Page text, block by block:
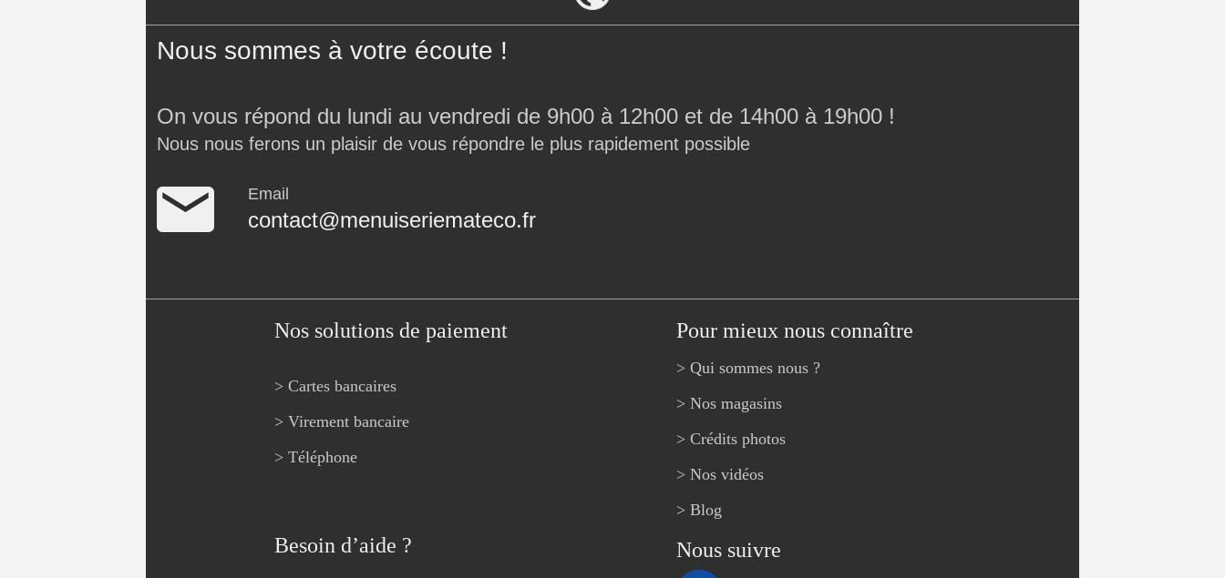
Nous sommes à votre écoute !
On vous répond du lundi au vendredi de 9h00 à 12h00 et de 14h00 à 19h00 !
Nous nous ferons un plaisir de vous répondre le plus rapidement possible
Email
contact@menuiseriemateco.fr
Nos solutions de paiement Pour mieux nous connaître
> Cartes bancaires
> Virement bancaire
> Téléphone
> Qui sommes nous ?
> Nos magasins
> Crédits photos
> Nos vidéos
> Blog
Besoin d’aide ? Nous suivre